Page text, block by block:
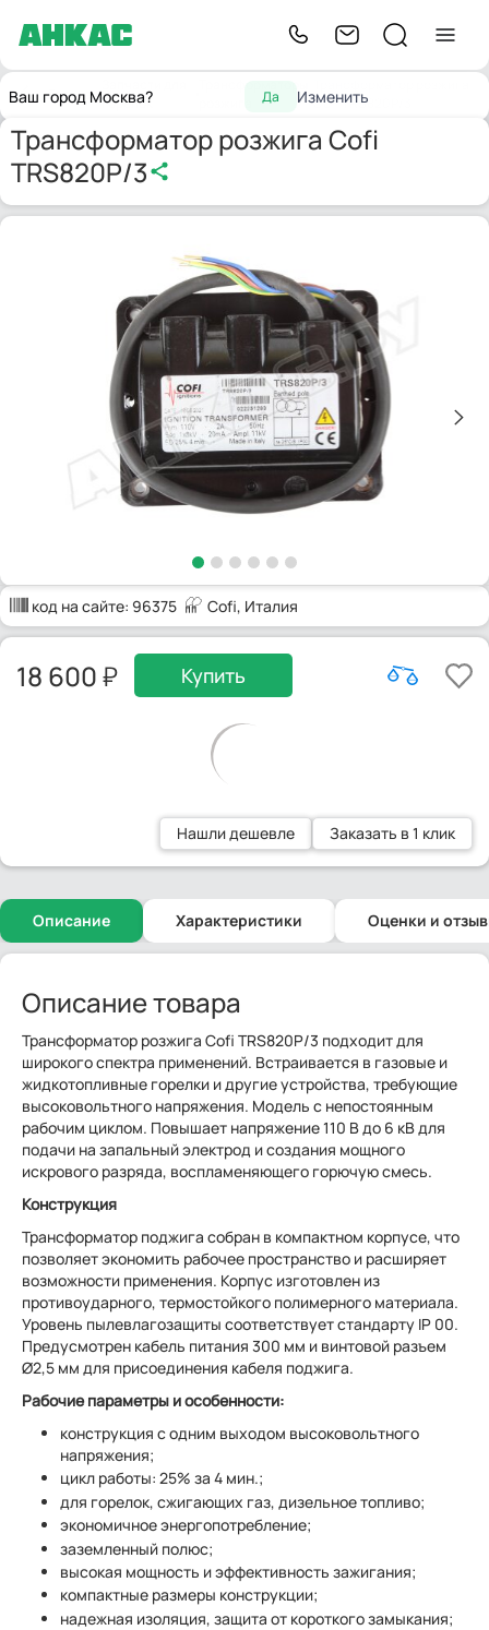
Ваш город Москва? Да Изменить
Главнаягорелок
Cofi TRS820P/3
Трансформатор розжига Cofi
TRS820P/3
код на сайте: 96375 Cofi, Италия
18 600 Купить
Нашли дешевле Заказать в 1 клик
Описание Характеристики Оценки и
Описание товара
Трансформатор розжига Cofi TRS820P/3 подходит для
широкого спектра применений. Встраивается в газовые и
жидкотопливные горелки и другие устройства, требующие
высоковольтного напряжения. Модель с непостоянным
рабочим циклом. Повышает напряжение 110 В до 6 кВ для
подачи на запальный электрод и создания мощного
искрового разряда, воспламеняющего горючую смесь.
Конструкция
Трансформатор поджига собран в компактном корпусе, что
позволяет экономить рабочее пространство и расширяет
возможности применения. Корпус изготовлен из
противоударного, термостойкого полимерного материала.
Уровень пылевлагозащиты соответствует стандарту IP 00.
Предусмотрен кабель питания 300 мм и винтовой разъем
Ø2,5 мм для присоединения кабеля поджига.
Рабочие параметры и особенности:
конструкция с одним выходом высоковольтного
напряжения;
цикл работы: 25% за 4 мин.;
для горелок, сжигающих газ, дизельное топливо;
экономичное энергопотребление;
заземленный полюс;
высокая мощность и эффективность зажигания;
компактные размеры конструкции;
надежная изоляция, защита от короткого замыкания;